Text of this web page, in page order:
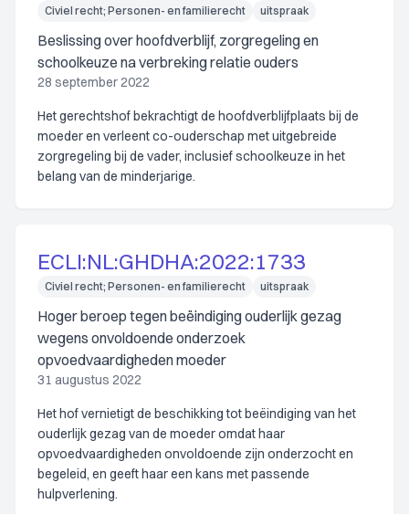
Civiel recht; Personen- en familierecht uitspraak
Beslissing over hoofdverblijf, zorgregeling en
schoolkeuze na verbreking relatie ouders
28 september 2022
Het gerechtshof bekrachtigt de hoofdverblijfplaats bij de
moeder en verleent co-ouderschap met uitgebreide
zorgregeling bij de vader, inclusief schoolkeuze in het
belang van de minderjarige.
ECLI:NL:GHDHA:2022:1733
Civiel recht; Personen- en familierecht uitspraak
Hoger beroep tegen beëindiging ouderlijk gezag
wegens onvoldoende onderzoek
opvoedvaardigheden moeder
31 augustus 2022
Het hof vernietigt de beschikking tot beëindiging van het
ouderlijk gezag van de moeder omdat haar
opvoedvaardigheden onvoldoende zijn onderzocht en
begeleid, en geeft haar een kans met passende
hulpverlening.